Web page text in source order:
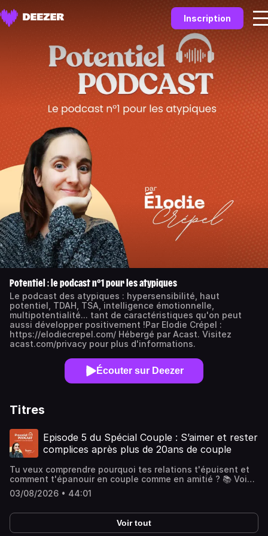
Inscription
Potentiel : le podcast n°1 pour les atypiques
Le podcast des atypiques : hypersensibilité, haut
potentiel, TDAH, TSA, intelligence émotionnelle,
multipotentialité... tant de caractéristiques qu'on peut
aussi développer positivement !Par Elodie Crépel :
https://elodiecrepel.com/ Hébergé par Acast. Visitez
acast.com/privacy pour plus d'informations.
Écouter sur Deezer
Titres
Episode 5 du Spécial Couple : S’aimer et rester
complices après plus de 20ans de couple
Tu veux comprendre pourquoi tes relations t'épuisent et
comment t'épanouir en couple comme en amitié ? 📚 Voici
mon ebook offert sur le sujet :
https://www.elodiecrepel.com/ebook-couple-relations
bouquins... on nous vend toujours le début. Les papillons
dans le ventre, la séduction, le 'tout beau tout rose'. C'est
03/08/2026 • 44:01
Voir tout